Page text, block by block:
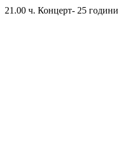
21.00 ч. Концерт- 25